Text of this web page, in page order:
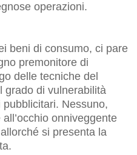
operazioni.
beni di consumo, ci pare
premonitore di
delle tecniche del
grado di vulnerabilità
Nessuno,
onniveggente
si presenta la